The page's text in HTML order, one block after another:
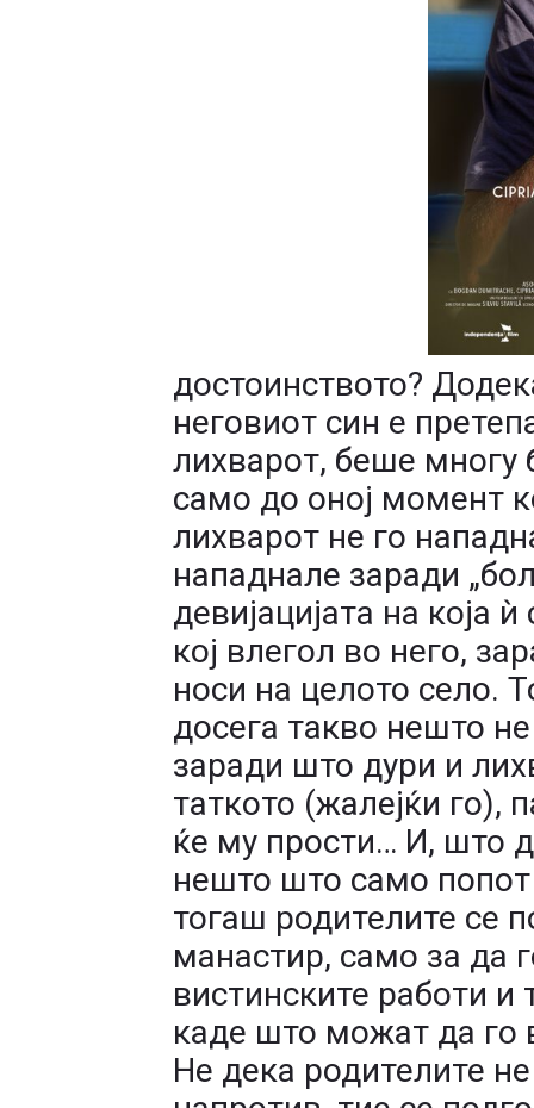
достоинството?
неговиот син е
лихварот, беше многу
само до оној момент
лихварот не го
нападнале заради
девијацијата на која
кој влегол во него,
носи на целото село.
досега такво нешто
заради што дури и
таткото (жалејќи го),
ќе му прости… И, што
нешто што само
тогаш родителите се
манастир, само за да
вистинските работи и
каде што можат да го
Не дека родителите